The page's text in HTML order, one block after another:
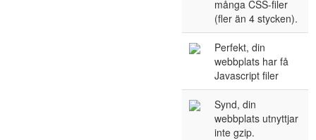
många CSS-filer
(fler än 4 stycken).
Perfekt, din
webbplats har få
Javascript filer
Synd, din
webbplats utnyttjar
inte gzip.